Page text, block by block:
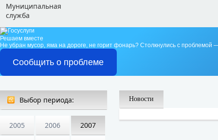
Муниципальная
служба
Решаем вместе
Не убран мусор, яма на дороге, не горит фонарь? Столкнулись с проблемой
Сообщить о проблеме
Выбор периода:
2005 2006 2007
Новости